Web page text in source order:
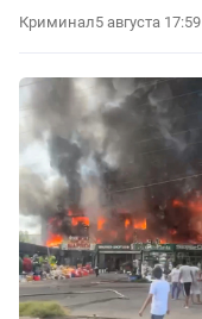
Криминал5 августа 17:59